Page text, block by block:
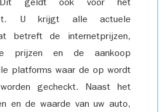
Dit geldt ook voor het
U krijgt alle actuele
betreft de internetprijzen,
prijzen en de aankoop
platforms waar de op wordt
gecheckt. Naast het
en de waarde van uw auto,